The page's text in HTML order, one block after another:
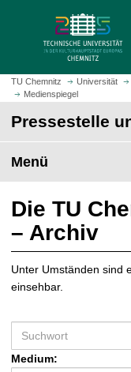
m
H
t
s
i
e
a
u
f
r
u
f
e
TU Chemnitz Universität
Medienspiegel
Pressestelle
Menü
Die TU
– Archiv
Unter Umständen sind
einsehbar.
u
c
Medium: